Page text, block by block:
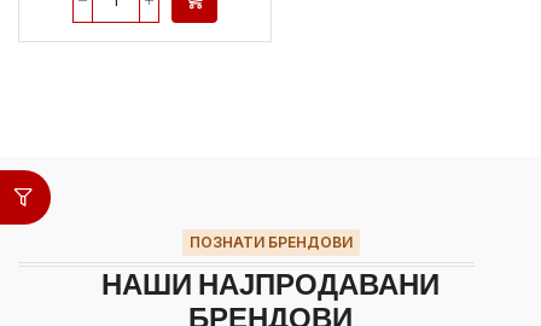
ПОЗНАТИ БРЕНДОВИ
НАШИ НАЈПРОДАВАНИ
БРЕНДОВИ